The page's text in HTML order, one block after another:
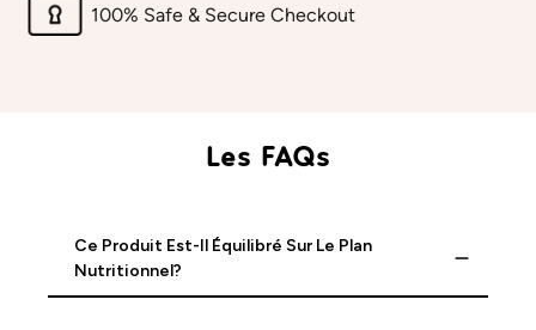
100% Safe & Secure Checkout
Les FAQs
Ce Produit Est-Il Équilibré Sur Le Plan
Nutritionnel?